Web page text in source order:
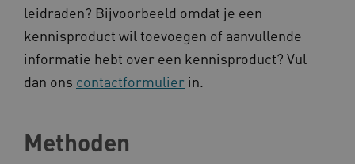
leidraden? Bijvoorbeeld omdat je een
kennisproduct wil toevoegen of aanvullende
informatie hebt over een kennisproduct? Vul
dan ons contactformulier in.
Methoden